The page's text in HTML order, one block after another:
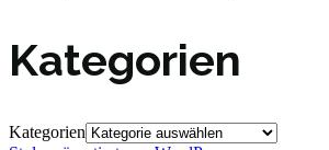
Kategorien
Kategorien